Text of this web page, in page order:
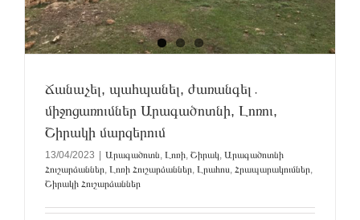
Ճանաչել, պահպանել, ժառանգել․
միջոցառումներ Արագածոտնի, Լոռու,
Շիրակի մարզերում
13/04/2023 Արագածոտն, Լոռի, Շիրակ, Արագածոտնի
Հուշարձաններ, Լոռի Հուշարձաններ, Լրահոս, Հրապարակումներ,
Շիրակի Հուշարձաններ